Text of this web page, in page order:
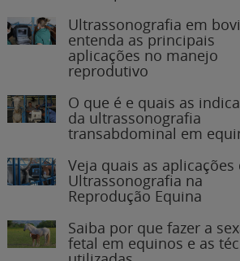
Ultrassonografia em
entenda as principais
aplicações no manejo
reprodutivo
O que é e quais as
da ultrassonografia
transabdominal em
Veja quais as aplicações
Ultrassonografia na
Reprodução Equina
Saiba por que fazer a
fetal em equinos e as
utilizadas